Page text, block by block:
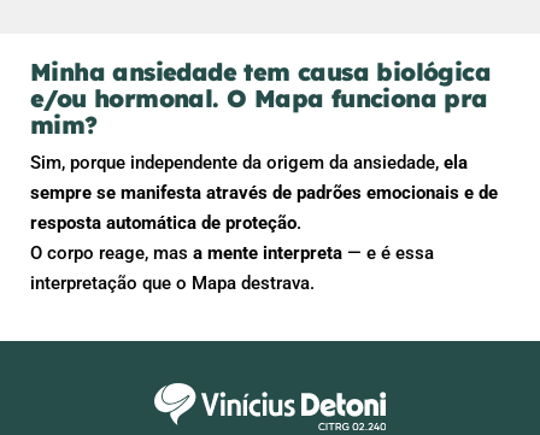
Minha ansiedade tem causa biológica
e/ou hormonal. O Mapa funciona pra
mim?
Sim, porque independente da origem da ansiedade, ela
sempre se manifesta através de padrões emocionais e de
resposta automática de proteção.
O corpo reage, mas a mente interpreta — e é essa
interpretação que o Mapa destrava.